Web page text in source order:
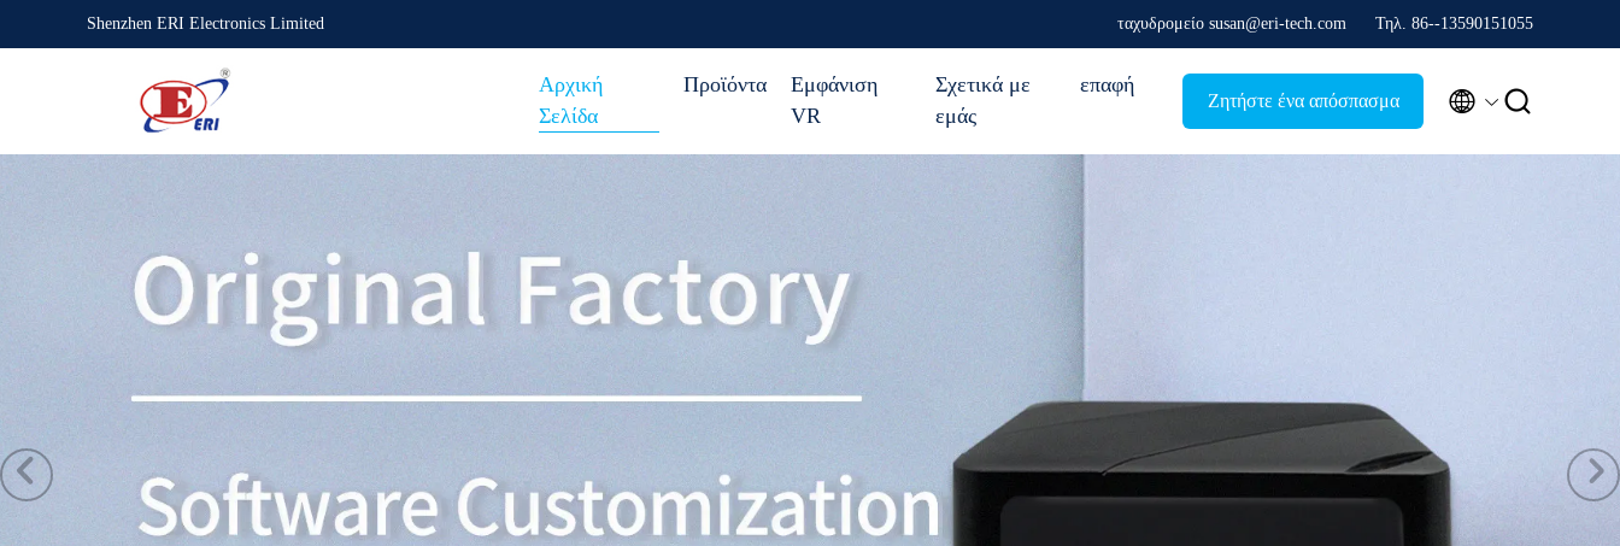
Shenzhen ERI Electronics Limited ταχυδρομείο susan@eri-tech.com Τηλ. 86--13590151055
Αρχική
Σελίδα
Προϊόντα
Εμφάνιση
VR
Σχετικά με
εμάς
επαφή
Ζητήστε ένα απόσπασμα  
 